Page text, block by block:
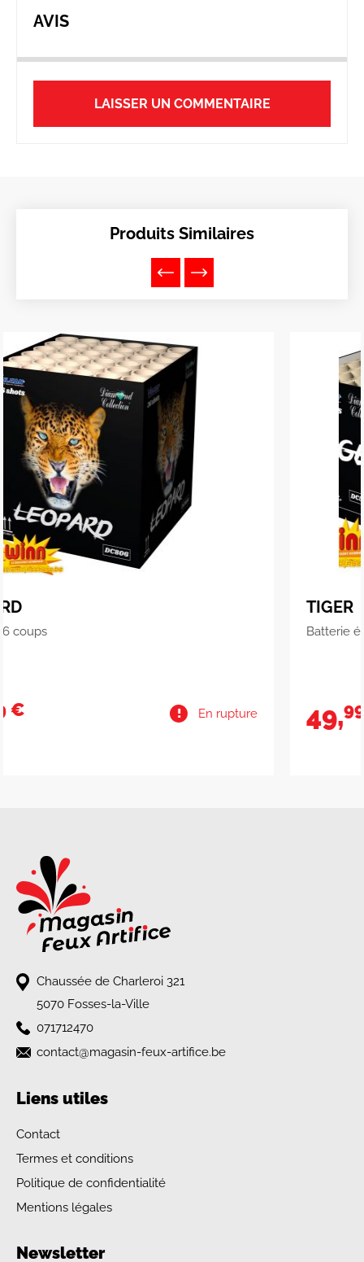
AVIS
LAISSER UN COMMENTAIRE
Produits Similaires
En
Chaussée de Charleroi 321
5070 Fosses-la-Ville
071712470
contact@magasin-feux-artifice.be
Liens utiles
Contact
Termes et conditions
Politique de confidentialité
Mentions légales
Newsletter